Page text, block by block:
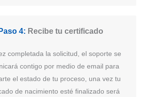
Paso 4: Recibe tu certificado
completada la solicitud, el soporte se
contigo por medio de email para
el estado de tu proceso, una vez tu
de nacimiento esté finalizado será